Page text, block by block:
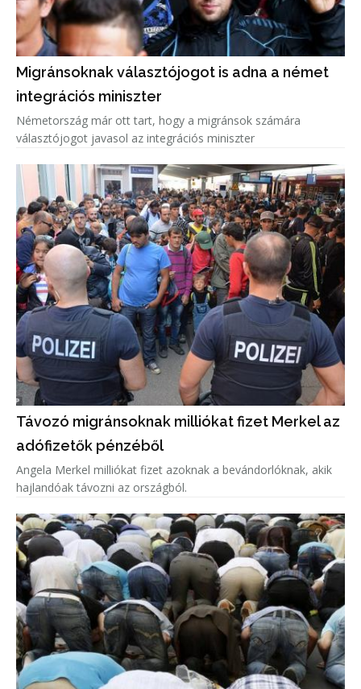
Migránsoknak választójogot is adna a német
integrációs miniszter
Németország már ott tart, hogy a migránsok számára
választójogot javasol az integrációs miniszter
Távozó migránsoknak milliókat fizet Merkel az
adófizetők pénzéből
Angela Merkel milliókat fizet azoknak a bevándorlóknak, akik
hajlandóak távozni az országból.